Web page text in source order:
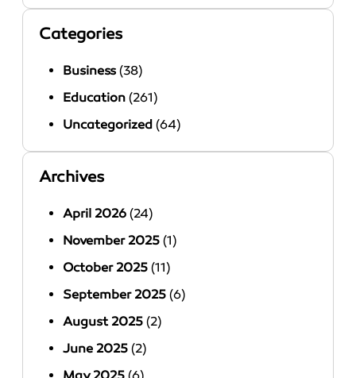
Categories
Business (38)
Education (261)
Uncategorized (64)
Archives
April 2026 (24)
November 2025 (1)
October 2025 (11)
September 2025 (6)
August 2025 (2)
June 2025 (2)
May 2025 (6)